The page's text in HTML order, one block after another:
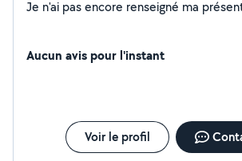
Je n'ai pas encore
Aucun avis pour l'instant
Voir le profil